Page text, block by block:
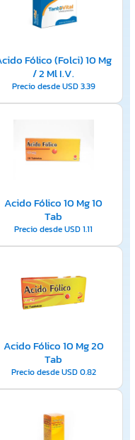
Fólico (Folci) 10 Mg
/ 2 Ml I.V.
Precio desdeUSD3.39
Acido Fólico 10 Mg 10
Tab
Precio desdeUSD1.11
Acido Fólico 10 Mg 20
Tab
Precio desdeUSD0.82